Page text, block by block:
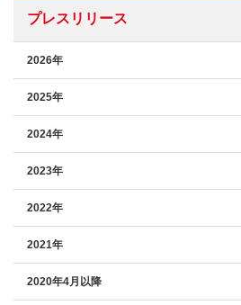
プレスリリース
2026年
2025年
2024年
2023年
2022年
2021年
2020年4月以降